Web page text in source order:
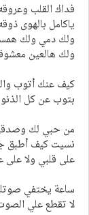
فداك القلب
ياكامل بالهوى
ولك دمي ولك
ولك هالعين
كيف عنك أتوب
بتوب عن كل
من حبي لك
نسيت كيف أطبق
على قلبي ولا على
ساعة يختفي
لا تقطع علي